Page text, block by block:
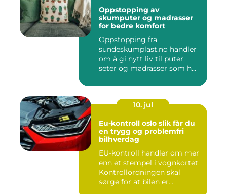
Oppstopping av
skumputer og madrasser
for bedre komfort
Oppstopping fra
sundeskumplast.no handler
om å gi nytt liv til puter,
seter og madrasser som h...
10. jul
Eu-kontroll oslo slik får du
en trygg og problemfri
bilhverdag
EU-kontroll handler om mer
enn et stempel i vognkortet.
Kontrollordningen skal
sørge for at bilen er...